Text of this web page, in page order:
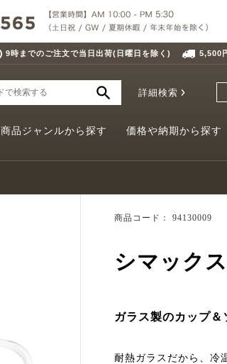
9時までのご注文で当日出荷(日曜日を除く) 5,500
詳細検索
商品ジャンルから探す 価格や納期から探す
商品コード： 94130009
シマック
ガラス製のカップ＆
耐熱ガラスだから、冷